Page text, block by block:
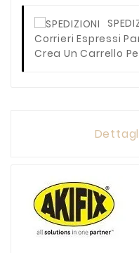
Corrieri Espressi
Crea Un Carrello